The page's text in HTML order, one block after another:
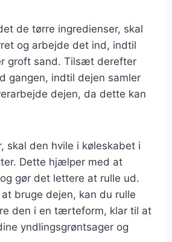
de tørre ingredienser, skal
og arbejde det ind, indtil
groft sand. Tilsæt derefter
gangen, indtil dejen samler
dejen, da dette kan
skal den hvile i køleskabet i
Dette hjælper med at
gør det lettere at rulle ud.
bruge dejen, kan du rulle
den i en tærteform, klar til at
yndlingsgrøntsager og